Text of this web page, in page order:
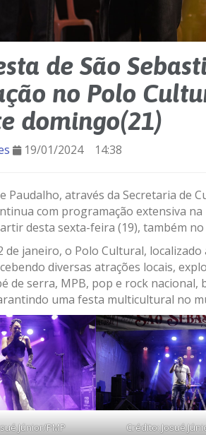
de São
no Polo
domingo(21)
19/01/2024 14:38
Paudalho, através da Secretaria de
com programação extensiva na
desta sexta-feira (19), também
de janeiro, o Polo Cultural,
diversas atrações locais,
de serra, MPB, pop e rock
uma festa multicultural no
Júnior/PMP Crédito: Josué